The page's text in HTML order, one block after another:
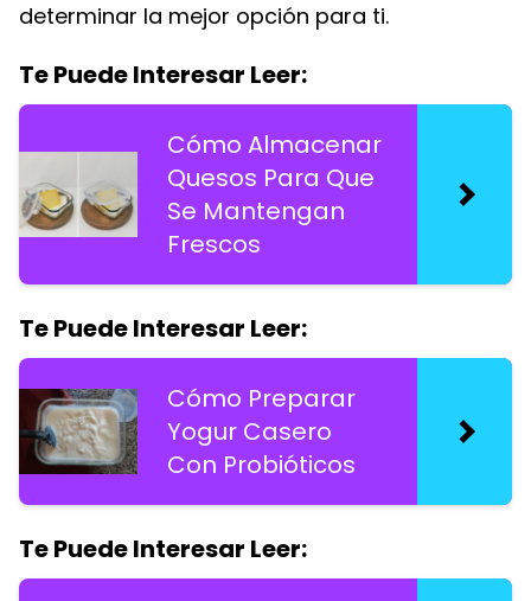
determinar la mejor opción para ti.
Te Puede Interesar Leer:
Cómo Almacenar
Quesos Para Que
Se Mantengan
Frescos
Te Puede Interesar Leer:
Cómo Preparar
Yogur Casero
Con Probióticos
Te Puede Interesar Leer: